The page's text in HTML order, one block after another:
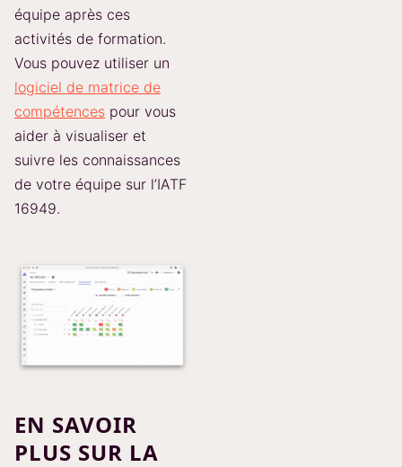
équipe après ces
activités de formation.
Vous pouvez utiliser un
logiciel de matrice de
compétences pour vous
aider à visualiser et
suivre les connaissances
de votre équipe sur l’IATF
16949.
EN SAVOIR
PLUS SUR LA